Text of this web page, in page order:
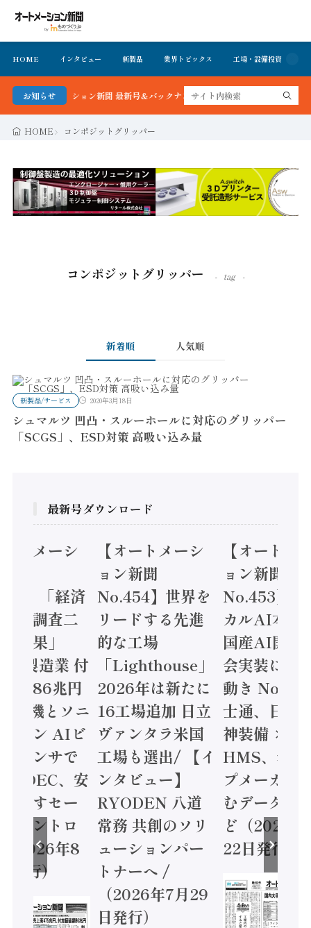
HOME インタビュー 新製品 業界トピックス 工場・設備投資
お知らせ
オートメーション新聞 最新号＆バックナンバーを無料で公開中 詳細はこちら
HOME コンポジットグリッパー
コンポジットグリッパー tag
新着順 人気順
新製品/サービス 2020年3月18日
シュマルツ 凹凸・スルーホールに対応のグリッパー
「SCGS」、ESD対策 高吸い込み量
最新号ダウンロード
トメーシ
】「経済
態調査二
結果」
年製造業 付
額86兆円
電機とソニ
コン AIビ
センサで
/ IDEC、安
かすセー
コントロ
2026年8
発行）
【オートメーシ
ョン新聞
No.454】世界を
リードする先進
的な工場
「Lighthouse」
2026年は新たに
16工場追加 日立
ヴァンタラ米国
工場も選出/ 【イ
ンタビュー】
RYODEN 八道
常務 共創のソリ
ューションパー
トナーへ /
（2026年7月29
日発行）
【オートメ
ョン新聞
No.453】フ
カルAI本格
国産AI開発
会実装に活
動き
士通、日立
神装備 ×
HMS、老舗
プメーカー
むデータ活
ど（2026年
22日発行）